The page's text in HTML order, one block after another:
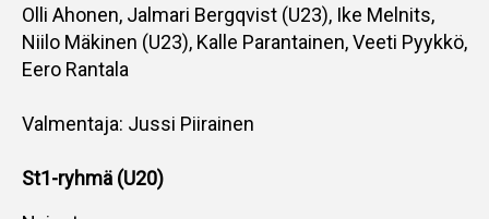
Olli Ahonen, Jalmari Bergqvist (U23), Ike Melnits,
Niilo Mäkinen (U23), Kalle Parantainen, Veeti Pyykkö,
Eero Rantala
Valmentaja: Jussi Piirainen
St1-ryhmä (U20)